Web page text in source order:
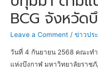
BCG จังหวัด
Leave a Comment /ข่าวปร
วันที่ 4 กันยายน 2568 คณะทำ
แห่งบึงกาฬ มหาวิทยาลัยราช